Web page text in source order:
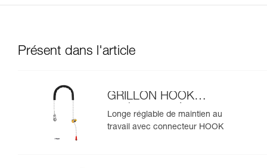
Présent dans l'article
GRILLON HOOK
version européenne
Longe réglable de maintien au
travail avec connecteur HOOK